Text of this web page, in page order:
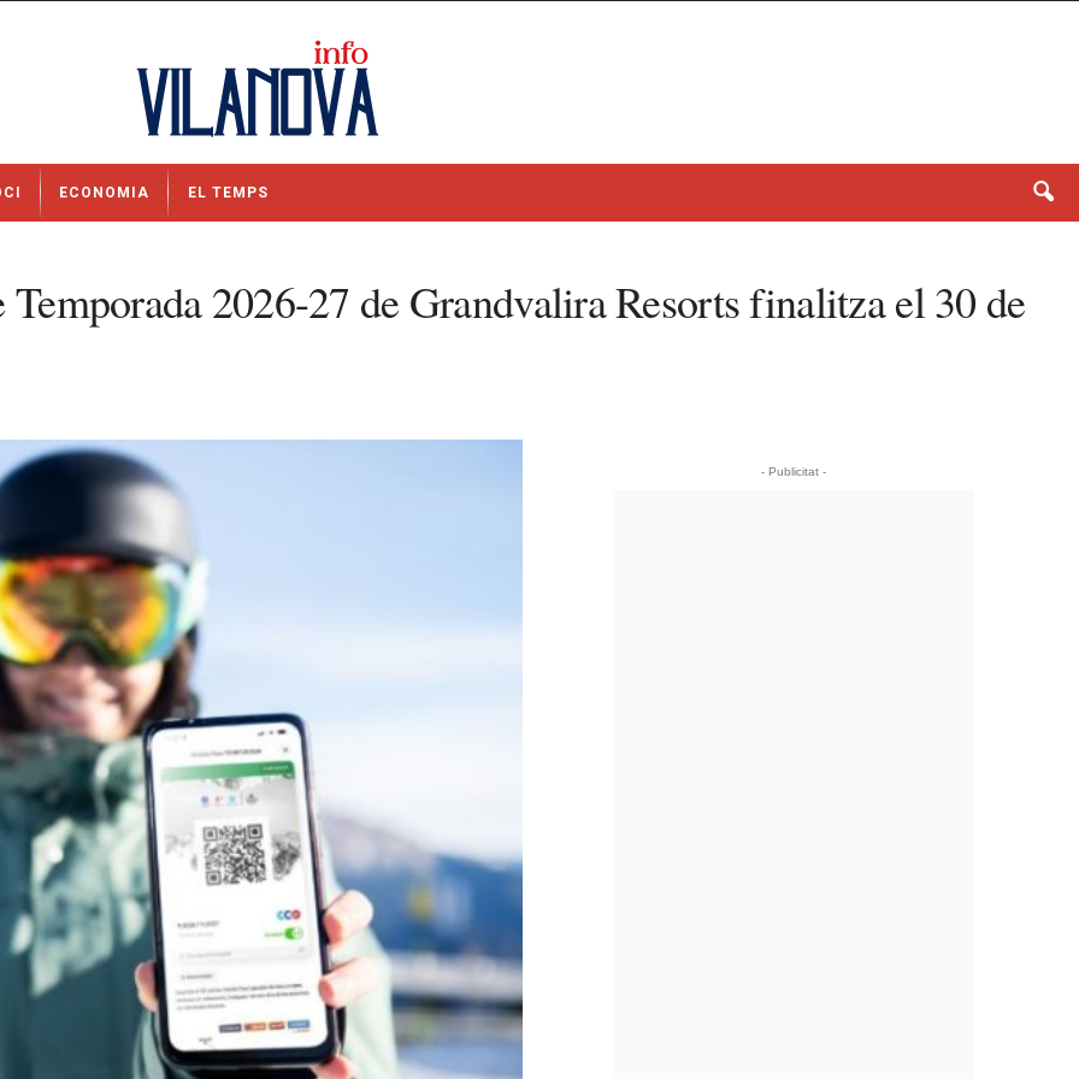
ECONOMIA EL TEMPS
2026-27 de Grandvalira Resorts finalitza el 30 de
- Publicitat -